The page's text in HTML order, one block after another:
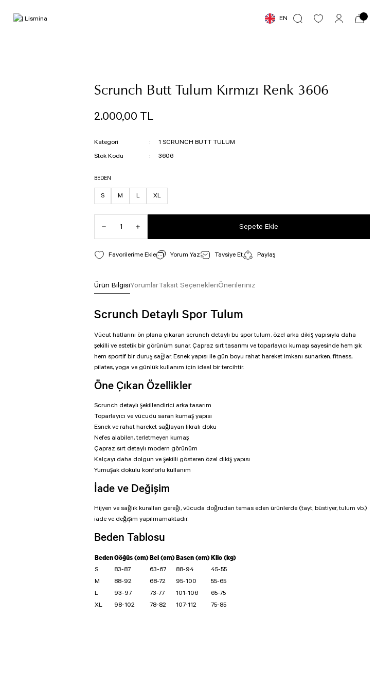
EN
Scrunch Butt Tulum Kırmızı Renk 3606
2.000,00 TL
Kategori
1 SCRUNCH BUTT TULUM
Stok Kodu
3606
BEDEN
S M L XL
Sepete Ekle
Yorum Yaz Tavsiye Et Paylaş
Ürün BilgisiYorumlarTaksit SeçenekleriÖnerileriniz
Scrunch Detaylı Spor Tulum
Vücut hatlarını ön plana çıkaran scrunch detaylı bu spor tulum, özel arka dikiş yapısıyla daha
şekilli ve estetik bir görünüm sunar. Çapraz sırt tasarımı ve toparlayıcı kumaşı sayesinde hem şık
hem sportif bir duruş sağlar. Esnek yapısı ile gün boyu rahat hareket imkanı sunarken, fitness,
pilates, yoga ve günlük kullanım için ideal bir tercihtir.
Öne Çıkan Özellikler
Scrunch detaylı şekillendirici arka tasarım
Toparlayıcı ve vücudu saran kumaş yapısı
Esnek ve rahat hareket sağlayan likralı doku
Nefes alabilen, terletmeyen kumaş
Çapraz sırt detaylı modern görünüm
Kalçayı daha dolgun ve şekilli gösteren özel dikiş yapısı
Yumuşak dokulu konforlu kullanım
İade ve Değişim
Hijyen ve sağlık kuralları gereği, vücuda doğrudan temas eden ürünlerde (tayt, büstiyer, tulum vb.)
iade ve değişim yapılmamaktadır.
Beden Tablosu
BedenGöğüs (cm)Bel (cm)Basen (cm)Kilo (kg)
S 83-87 63-67 88-94
45-55
M
88-92 68-72 95-100
55-65
L
93-97 73-77 101-106
65-75
XL
98-102 78-82 107-112 75-85